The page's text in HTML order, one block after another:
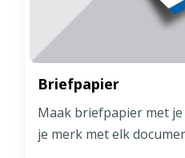
Briefpapier
Maak briefpapier met
je merk met elk